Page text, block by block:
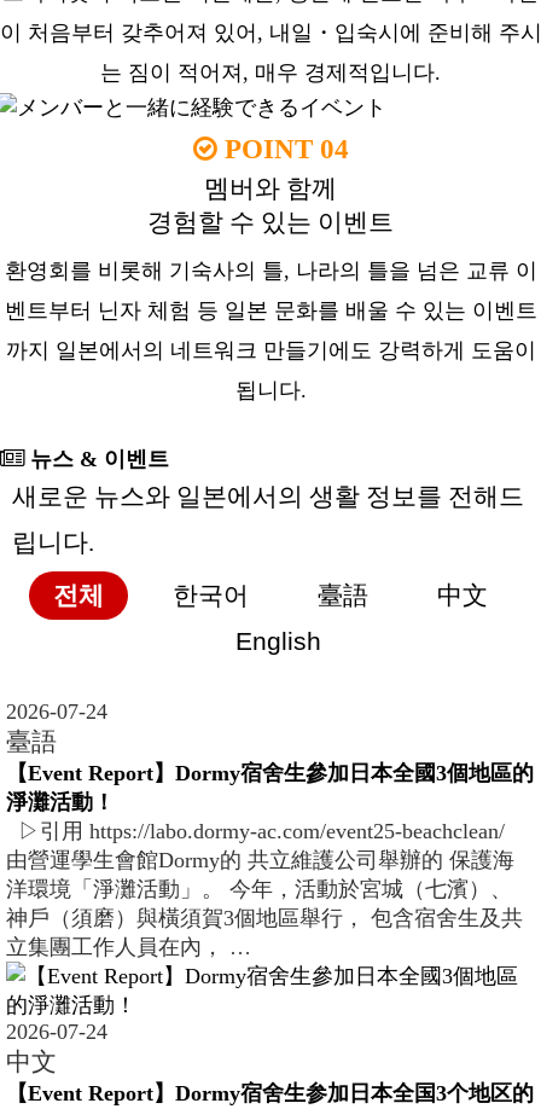
이 처음부터 갖추어져 있어, 내일・입숙시에 준비해 주시
는 짐이 적어져, 매우 경제적입니다.
POINT 04
멤버와 함께
경험할 수 있는 이벤트
환영회를 비롯해 기숙사의 틀, 나라의 틀을 넘은 교류 이
벤트부터 닌자 체험 등 일본 문화를 배울 수 있는 이벤트
까지 일본에서의 네트워크 만들기에도 강력하게 도움이
됩니다.
뉴스 & 이벤트
새로운 뉴스와 일본에서의 생활 정보를 전해드
립니다.
전체 한국어 臺語
中文
English
2026-07-24
臺語
【Event Report】Dormy宿舍生參加日本全國3個地區的
淨灘活動！
▷引用 https://labo.dormy-ac.com/event25-beachclean/
由營運學生會館Dormy的 共立維護公司舉辦的 保護海
洋環境「淨灘活動」。 今年，活動於宮城（七濱）、
神戶（須磨）與橫須賀3個地區舉行， 包含宿舍生及共
立集團工作人員在內， …
2026-07-24
中文
【Event Report】Dormy宿舍生参加日本全国3个地区的